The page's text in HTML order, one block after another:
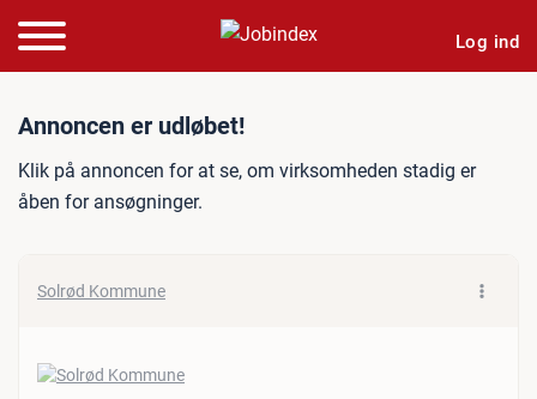
Log ind
Jobannonce: Pædagog til
Annoncen er udløbet!
Klik på annoncen for at se, om virksomheden stadig er
åben for ansøgninger.
Solrød Kommune